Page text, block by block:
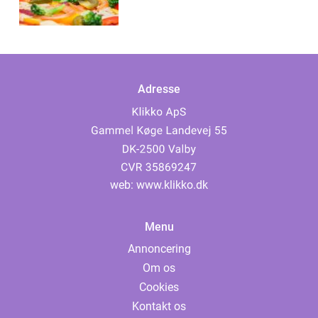
Adresse
web: www.klikko.dk
Menu
Annoncering
Om os
Cookies
Kontakt os